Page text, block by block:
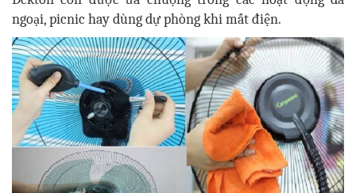
ngoại, picnic hay dùng dự phòng khi mất điện.